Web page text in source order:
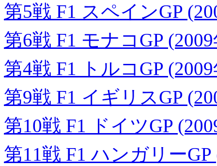
第5戦 F1 スペインGP
第6戦 F1 モナコGP
第4戦 F1 トルコGP
第9戦 F1 イギリスGP
第10戦 F1 ドイツGP
第11戦 F1 ハンガリー